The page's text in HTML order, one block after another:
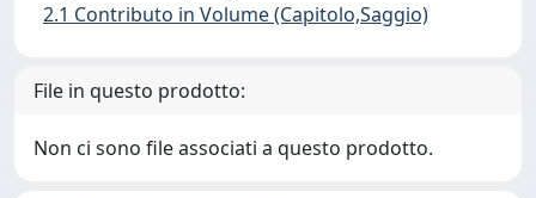
2.1 Contributo in Volume (Capitolo,Saggio)
File in questo prodotto:
Non ci sono file associati a questo prodotto.